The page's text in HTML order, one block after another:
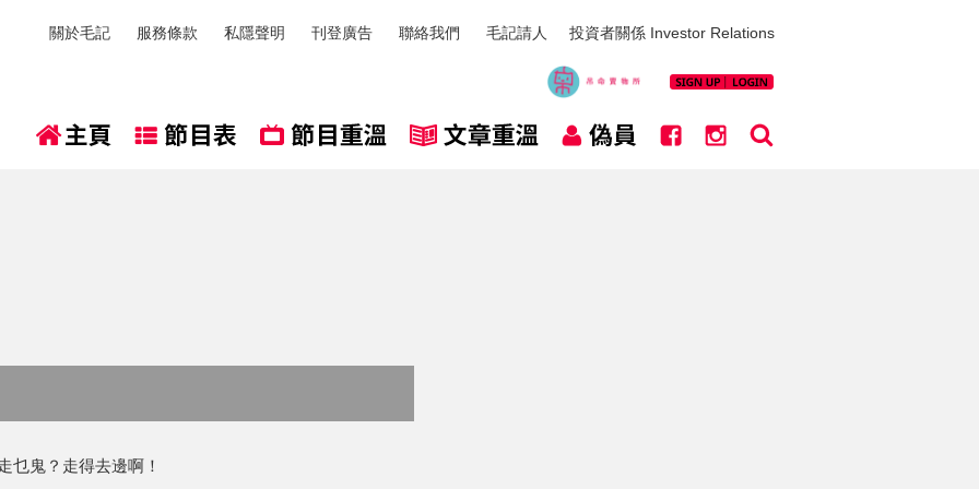
關於毛記 服務條款 私隱聲明 刊登廣告 聯絡我們 毛記請人 投資者關係 Investor Relations
乜鬼？走得去邊啊！